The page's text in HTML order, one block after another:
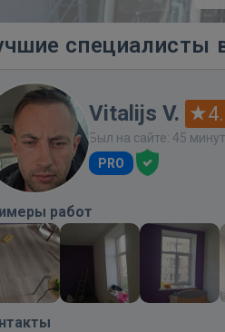
специалисты
Vitalijs V.
Был на сайте: 45
PRO
работ